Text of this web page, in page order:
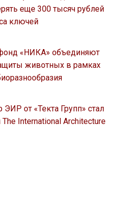
еще 300 тысяч рублей
ключей
«НИКА» объединяют
животных в рамках
ЭИР от «Текта Групп» стал
International Architecture